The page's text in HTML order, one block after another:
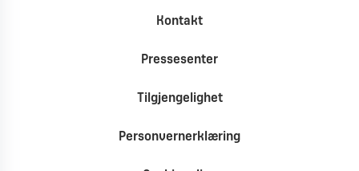
Kontakt
Pressesenter
Tilgjengelighet
Personvernerklæring